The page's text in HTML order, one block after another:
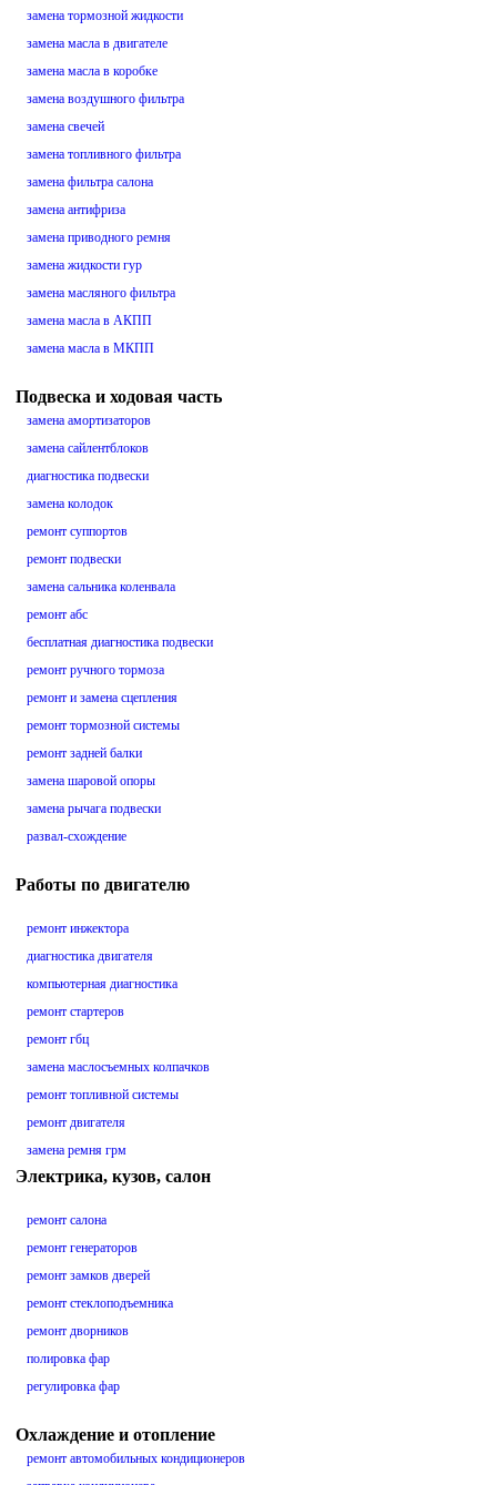
замена тормозной жидкости
замена масла в двигателе
замена масла в коробке
замена воздушного фильтра
замена свечей
замена топливного фильтра
замена фильтра салона
замена антифриза
замена приводного ремня
замена жидкости гур
замена масляного фильтра
замена масла в АКПП
замена масла в МКПП
Подвеска и ходовая часть
замена амортизаторов
замена сайлентблоков
диагностика подвески
замена колодок
ремонт суппортов
ремонт подвески
замена сальника коленвала
ремонт абс
бесплатная диагностика подвески
ремонт ручного тормоза
ремонт и замена сцепления
ремонт тормозной системы
ремонт задней балки
замена шаровой опоры
замена рычага подвески
развал-схождение
Работы по двигателю
ремонт инжектора
диагностика двигателя
компьютерная диагностика
ремонт стартеров
ремонт гбц
замена маслосъемных колпачков
ремонт топливной системы
ремонт двигателя
замена ремня грм
Электрика, кузов, салон
ремонт салона
ремонт генераторов
ремонт замков дверей
ремонт стеклоподъемника
ремонт дворников
полировка фар
регулировка фар
Охлаждение и отопление
ремонт автомобильных кондиционеров